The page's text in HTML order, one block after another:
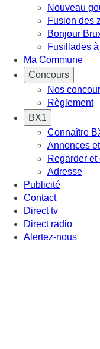
Nouveau
Fusion des
Bonjour
Fusillades
Ma Commune
Concours
Nos
Règlement
BX1
Connaître
Annonces
Regarder
Adresse
Publicité
Contact
Direct tv
Direct radio
Alertez-nous